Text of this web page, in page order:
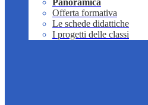
Panoramica
Offerta formativa
Le schede didattiche
I progetti delle classi